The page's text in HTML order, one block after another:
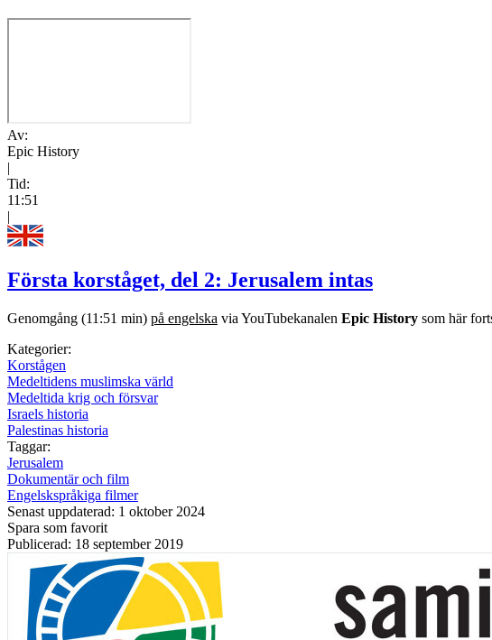
Av:
Epic History
|
Tid:
11:51
|
Första korståget, del 2: Jerusalem intas
Genomgång (11:51 min) på engelska via YouTubekanalen Epic History som här
Kategorier:
Korstågen
Medeltidens muslimska värld
Medeltida krig och försvar
Israels historia
Palestinas historia
Taggar:
Jerusalem
Dokumentär och film
Engelskspråkiga filmer
Senast uppdaterad: 1 oktober 2024
Spara som favorit
Publicerad: 18 september 2019